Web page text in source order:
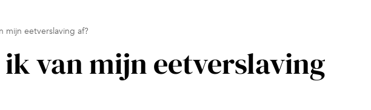
mijn eetverslaving af?
van mijn eetverslaving